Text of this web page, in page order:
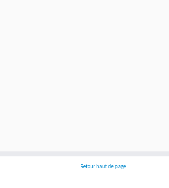
Retour haut de page